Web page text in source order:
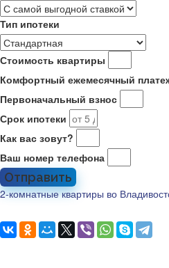
Тип ипотеки
Стоимость квартиры
Комфортный ежемесячный
Первоначальный взнос
Срок ипотеки
Как вас зовут?
Ваш номер телефона
Отправить
2-комнатные квартиры во